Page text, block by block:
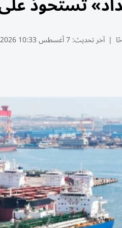
| آخر تحديث:7 أغسطس 10:33 2026